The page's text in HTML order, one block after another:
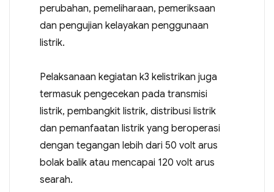
perubahan, pemeliharaan, pemeriksaan
dan pengujian kelayakan penggunaan
listrik.
Pelaksanaan kegiatan k3 kelistrikan juga
termasuk pengecekan pada transmisi
listrik, pembangkit listrik, distribusi listrik
dan pemanfaatan listrik yang beroperasi
dengan tegangan lebih dari 50 volt arus
bolak balik atau mencapai 120 volt arus
searah.